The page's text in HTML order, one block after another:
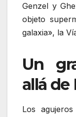
Genzel y
objeto
galaxia», la
Un
allá de
Los